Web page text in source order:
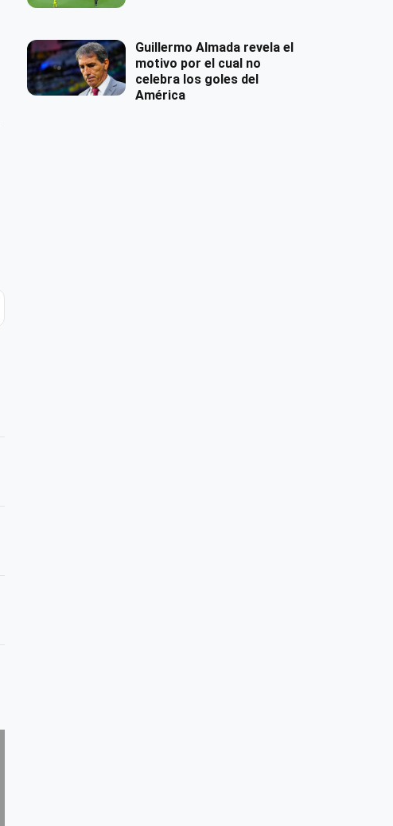
Guillermo Almada revela el
motivo por el cual no
celebra los goles del
América